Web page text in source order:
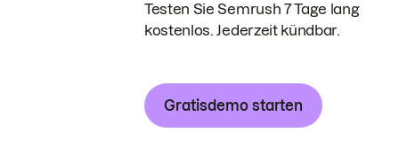
Testen Sie Semrush 7 Tage lang
kostenlos. Jederzeit kündbar.
Gratisdemo starten